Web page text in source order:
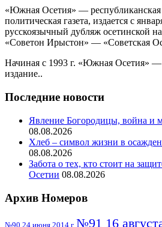
«Южная Осетия» —
политическая газета, издается с
русскоязычный дубляж осетинской
«Советон Ирыстон» — «Советская
Начиная с 1993 г. «Южная Осетия» —
издание..
Последние новости
Явление Богородицы, война и
08.08.2026
Хлеб – символ жизни в
08.08.2026
Забота о тех, кто стоит на
Осетии 08.08.2026
Архив Номеров
№90 24 июня 2014 г №91 16